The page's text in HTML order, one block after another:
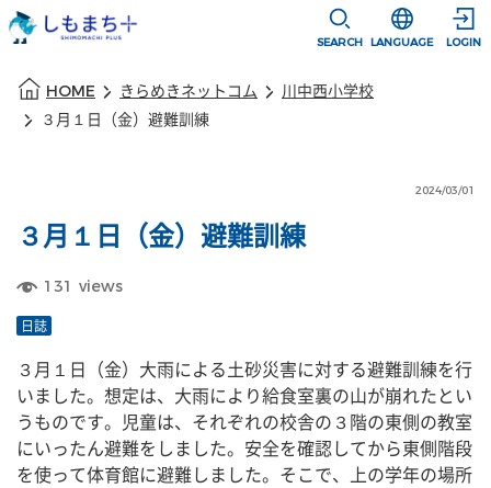
SEARCH
選択すると言
LANGUAGE LOGIN
HOME きらめきネットコム
川中西小学校
３月１日（金）避難訓練
2024/03/01
３月１日（金）避難訓練
131 views
日誌
３月１日（金）大雨による土砂災害に対する避難訓練を行
いました。想定は、大雨により給食室裏の山が崩れたとい
うものです。児童は、それぞれの校舎の３階の東側の教室
にいったん避難をしました。安全を確認してから東側階段
を使って体育館に避難しました。そこで、上の学年の場所